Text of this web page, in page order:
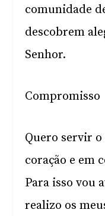
comunidade
descobrem
Senhor.
Compromisso
Quero servir
coração e em
Para isso vou
realizo os